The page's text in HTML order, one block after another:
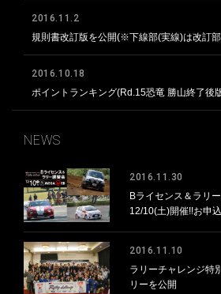
2016.11.2
規則書改訂版を公開(※下線部(実線)は改訂
2016.10.18
ポイントランキング(Rd.15恐竜 勝山終了後
NEWS
2016.11.30
Bライセンス＆ラリ
12/10(土)開催!!お申
2016.11.10
ラリーチャレンジ特
リーを公開